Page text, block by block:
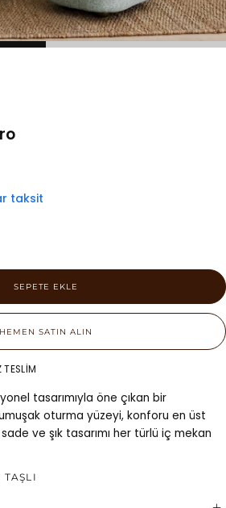
taksit
SEPETE EKLE
HEMEN SATIN ALIN
tasarımıyla öne çıkan bir
oturma yüzeyi, konforu en üst
ve şık tasarımı her türlü iç mekan
Yaren Puf, hem modern hem de
ister yatak odasında rahat bir köşe
Kompakt yapısı sayesinde dar
TAŞLI